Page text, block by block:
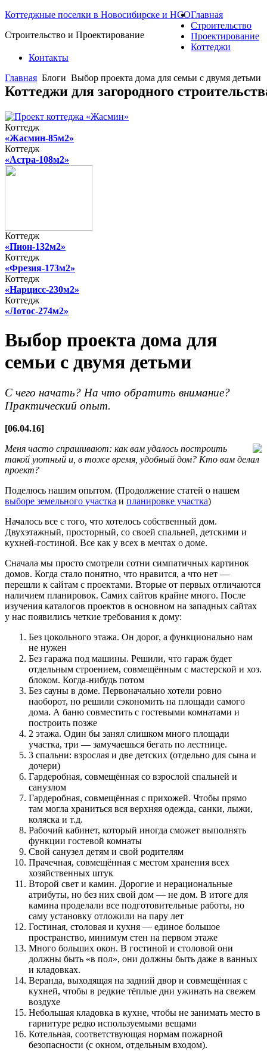
Коттеджные поселки в Новосибирске и НСО
Строительство и Проектирование
Главная
Строительство
Проектирование
Коттеджи
Контакты
Главная Блоги Выбор проекта дома для семьи с двумя детьми
Коттеджи для загородного
Коттедж
«Жасмин-85м2»
Коттедж
«Астра-108м2»
Коттедж
«Пион-132м2»
Коттедж
«Фрезия-173м2»
Коттедж
«Нарцисс-230м2»
Коттедж
«Лотос-274м2»
Выбор проекта дома для
семьи с двумя детьми
С чего начать? На что обратить внимание?
Практический опыт.
[06.04.16]
Меня часто спрашивают: как вам удалось построить
такой уютный и, в тоже время, удобный дом? Кто вам делал
проект?
Поделюсь нашим опытом. (Продолжение статей о нашем
выборе земельного участка и планировке участка)
Началось все с того, что хотелось собственный дом.
Двухэтажный, просторный, со своей спальней, детскими и
кухней-гостиной. Все как у всех в мечтах о доме.
Сначала мы просто смотрели сотни симпатичных картинок
домов. Когда стало понятно, что нравится, а что нет —
перешли к сайтам с проектами. Вторые от первых отличаются
наличием планировок. Самих сайтов крайне много. После
изучения каталогов проектов в основном на западных сайтах
у нас появились четкие требования к дому:
Без цокольного этажа. Он дорог, а функционально нам
не нужен
Без гаража под машины. Решили, что гараж будет
отдельным строением, совмещённым с мастерской и хоз.
блоком. Когда-нибудь потом
Без сауны в доме. Первоначально хотели ровно
наоборот, но решили сэкономить на площади самого
дома. А баню совместить с гостевыми комнатами и
построить позже
2 этажа. Один бы занял слишком много площади
участка, три — замучаешься бегать по лестнице.
3 спальни: взрослая и две детских (отдельно для сына и
дочери)
Гардеробная, совмещённая со взрослой спальней и
санузлом
Гардеробная, совмещённая с прихожей. Чтобы прямо
там могла храниться вся верхняя одежда, санки, лыжи,
коляска и т.д.
Рабочий кабинет, который иногда сможет выполнять
функции гостевой комнаты
Свой санузел детям и свой родителям
Прачечная, совмещённая с местом хранения всех
хозяйственных штук
Второй свет и камин. Дорогие и нерациональные
атрибуты, но без них свой дом — не дом. В итоге для
камина проделали все подготовительные работы, но
саму установку отложили на пару лет
Гостиная, столовая и кухня — единое большое
пространство, минимум стен на первом этаже
Много больших окон. В гостиной и столовой они
должны быть «в пол», они должны быть даже в ванных
и кладовках.
Веранда, выходящая на задний двор и совмещённая с
кухней, чтобы в редкие тёплые дни ужинать на свежем
воздухе
Небольшая кладовка в кухне, чтобы не занимать место в
гарнитуре редко используемыми вещами
Котельная, соответствующая нормам пожарной
безопасности (с окном, отдельным входом).